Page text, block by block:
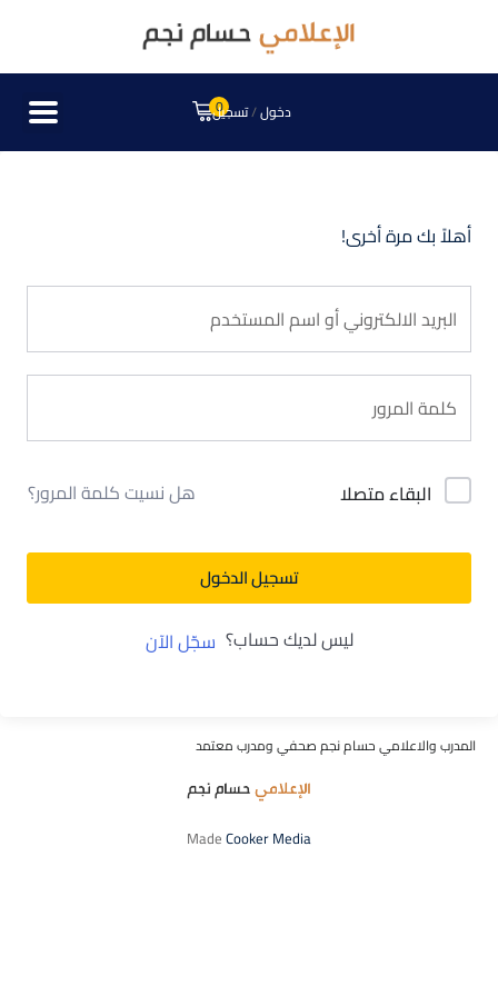
0 دخول/تسجيل
أهلاً بك مرة أخرى!
البقاء متصلا هل نسيت كلمة المرور؟
تسجيل الدخول
ليس لديك حساب؟ سجّل الآن
المدرب والاعلامي حسام نجم صحفي ومدرب معتمد
MadeCooker Media